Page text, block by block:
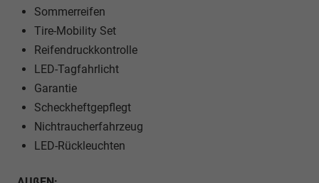
Sommerreifen
Tire-Mobility Set
Reifendruckkontrolle
LED-Tagfahrlicht
Garantie
Scheckheftgepflegt
Nichtraucherfahrzeug
LED-Rückleuchten